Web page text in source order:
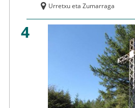
Urretxu eta Zumarraga
4